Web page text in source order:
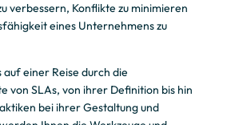
verbessern, Konflikte zu minimieren
eines Unternehmens zu
auf einer Reise durch die
von SLAs, von ihrer Definition bis hin
bei ihrer Gestaltung und